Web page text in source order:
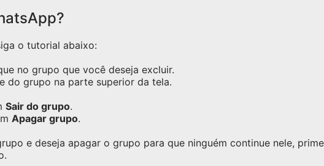
o tutorial abaixo:
no grupo que você deseja excluir.
do grupo na parte superior da tela.
Sair do grupo.
Apagar grupo.
e deseja apagar o grupo para que ninguém continue nele,